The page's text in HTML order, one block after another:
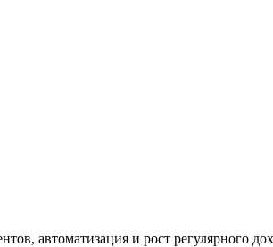
автоматизация и рост регулярного